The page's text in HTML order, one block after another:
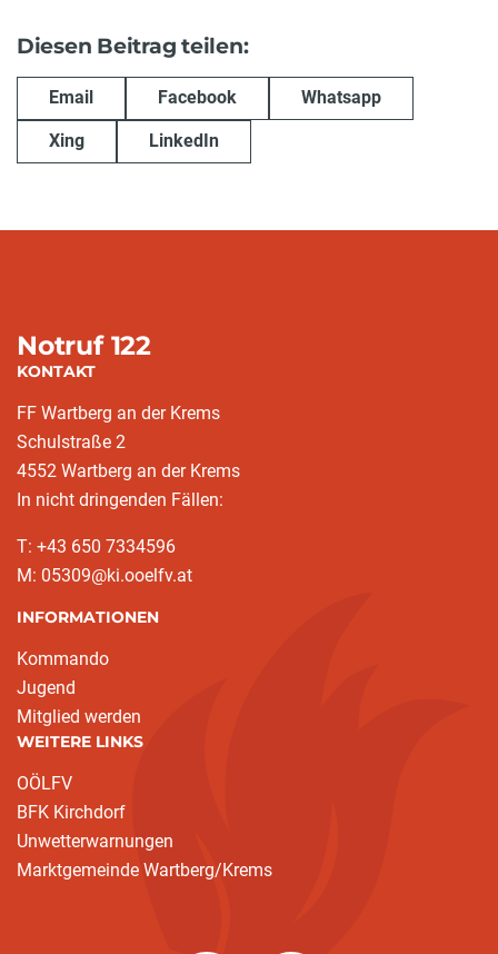
Diesen Beitrag teilen:
Email Facebook Whatsapp
Xing LinkedIn
Notruf 122
KONTAKT
FF Wartberg an der Krems
Schulstraße 2
4552 Wartberg an der Krems
In nicht dringenden Fällen:
T: +43 650 7334596
M: 05309@ki.ooelfv.at
INFORMATIONEN
Kommando
Jugend
Mitglied werden
WEITERE LINKS
OÖLFV
BFK Kirchdorf
Unwetterwarnungen
Marktgemeinde Wartberg/Krems